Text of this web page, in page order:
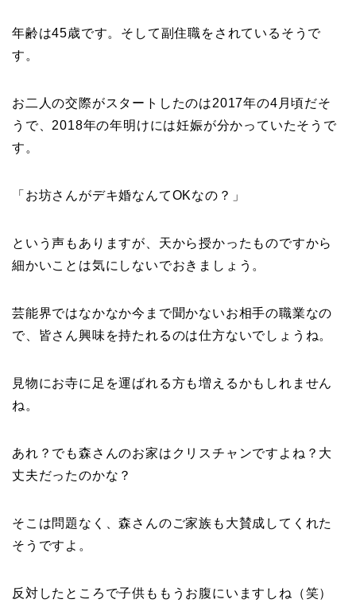
年齢は45歳です。そして副住職をされているそうで
す。
お二人の交際がスタートしたのは2017年の4月頃だそ
うで、2018年の年明けには妊娠が分かっていたそうで
す。
「お坊さんがデキ婚なんてOKなの？」
という声もありますが、天から授かったものですから
細かいことは気にしないでおきましょう。
芸能界ではなかなか今まで聞かないお相手の職業なの
で、皆さん興味を持たれるのは仕方ないでしょうね。
見物にお寺に足を運ばれる方も増えるかもしれません
ね。
あれ？でも森さんのお家はクリスチャンですよね？大
丈夫だったのかな？
そこは問題なく、森さんのご家族も大賛成してくれた
そうですよ。
反対したところで子供ももうお腹にいますしね（笑）